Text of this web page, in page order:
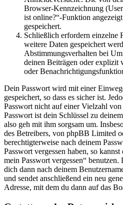
Browser-Kennzeichnung
ist online?“-Funktion
gespeichert.
Schließlich erfordern einzelne
weitere Daten gespeichert
Abstimmungsverhalten bei
deinen Beiträgen oder explizit
oder
Dein Passwort wird mit einer
gespeichert, so dass es sicher ist.
Passwort nicht auf einer Vielzahl
Passwort ist dein Schlüssel zu
also geh mit ihm sorgsam um.
des Betreibers, von phpBB Limited
berechtigterweise nach deinem
Passwort vergessen haben, so
mein Passwort vergessen“
dich dann nach deinem
und sendet anschließend ein neu
Adresse, mit dem du dann auf das